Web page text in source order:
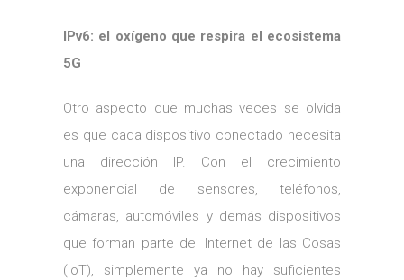
IPv6: el oxígeno que respira el ecosistema
5G
Otro aspecto que muchas veces se olvida
es que cada dispositivo conectado necesita
una dirección IP. Con el crecimiento
exponencial de sensores, teléfonos,
cámaras, automóviles y demás dispositivos
que forman parte del Internet de las Cosas
(IoT), simplemente ya no hay suficientes